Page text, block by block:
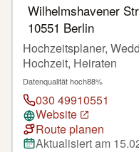
Wilhelmshavener
10551 Berlin
Hochzeitsplaner,
Hochzeit, Heiraten
Datenqualität hoch88%
030 49910551
Website
Route planen
Aktualisiert am